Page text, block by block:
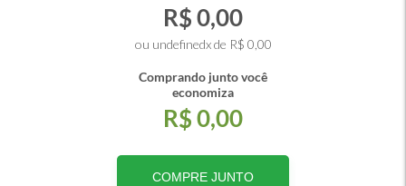
R$ 0,00
ou undefinedx de R$ 0,00
Comprando junto você
economiza
R$ 0,00
COMPRE JUNTO